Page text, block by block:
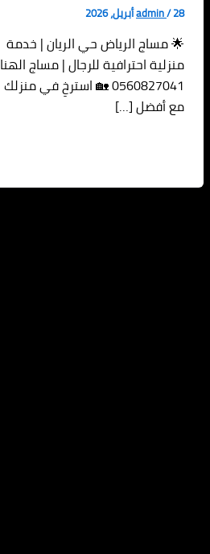
admin/28 أبريل، 2026
🌟 مساج الرياض حي الريان | خدمة
منزلية احترافية للرجال | مساج الهنا
0560827041 🏡 استرخِ في منزلك
مع أفضل […]